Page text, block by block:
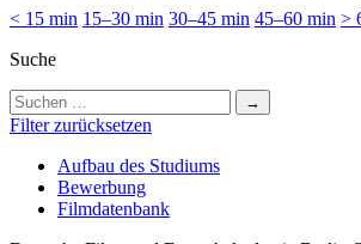
< 15 min 15–30 min 30–45 min 45–60 min >
Suche
Suchen
nach:
Filter zurücksetzen
Auf­bau des Stu­di­ums
Bewer­bung
Film­da­ten­bank